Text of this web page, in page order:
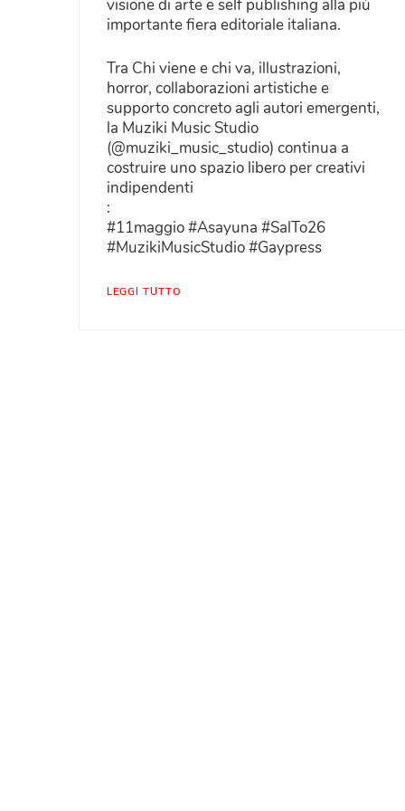
visione di arte e self publishing alla più
importante fiera editoriale italiana.
Tra Chi viene e chi va, illustrazioni,
horror, collaborazioni artistiche e
supporto concreto agli autori emergenti,
la Muziki Music Studio
(@muziki_music_studio) continua a
costruire uno spazio libero per creativi
indipendenti
:
#11maggio #Asayuna #SalTo26
#MuzikiMusicStudio #Gaypress
LEGGI TUTTO